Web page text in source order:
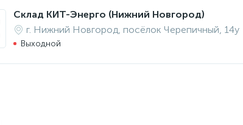
Склад КИТ-Энерго (Нижний Новгород)
г. Нижний Новгород, посёлок Черепичный, 14у
Выходной